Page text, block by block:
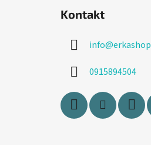
Kontakt
info@
0915894504